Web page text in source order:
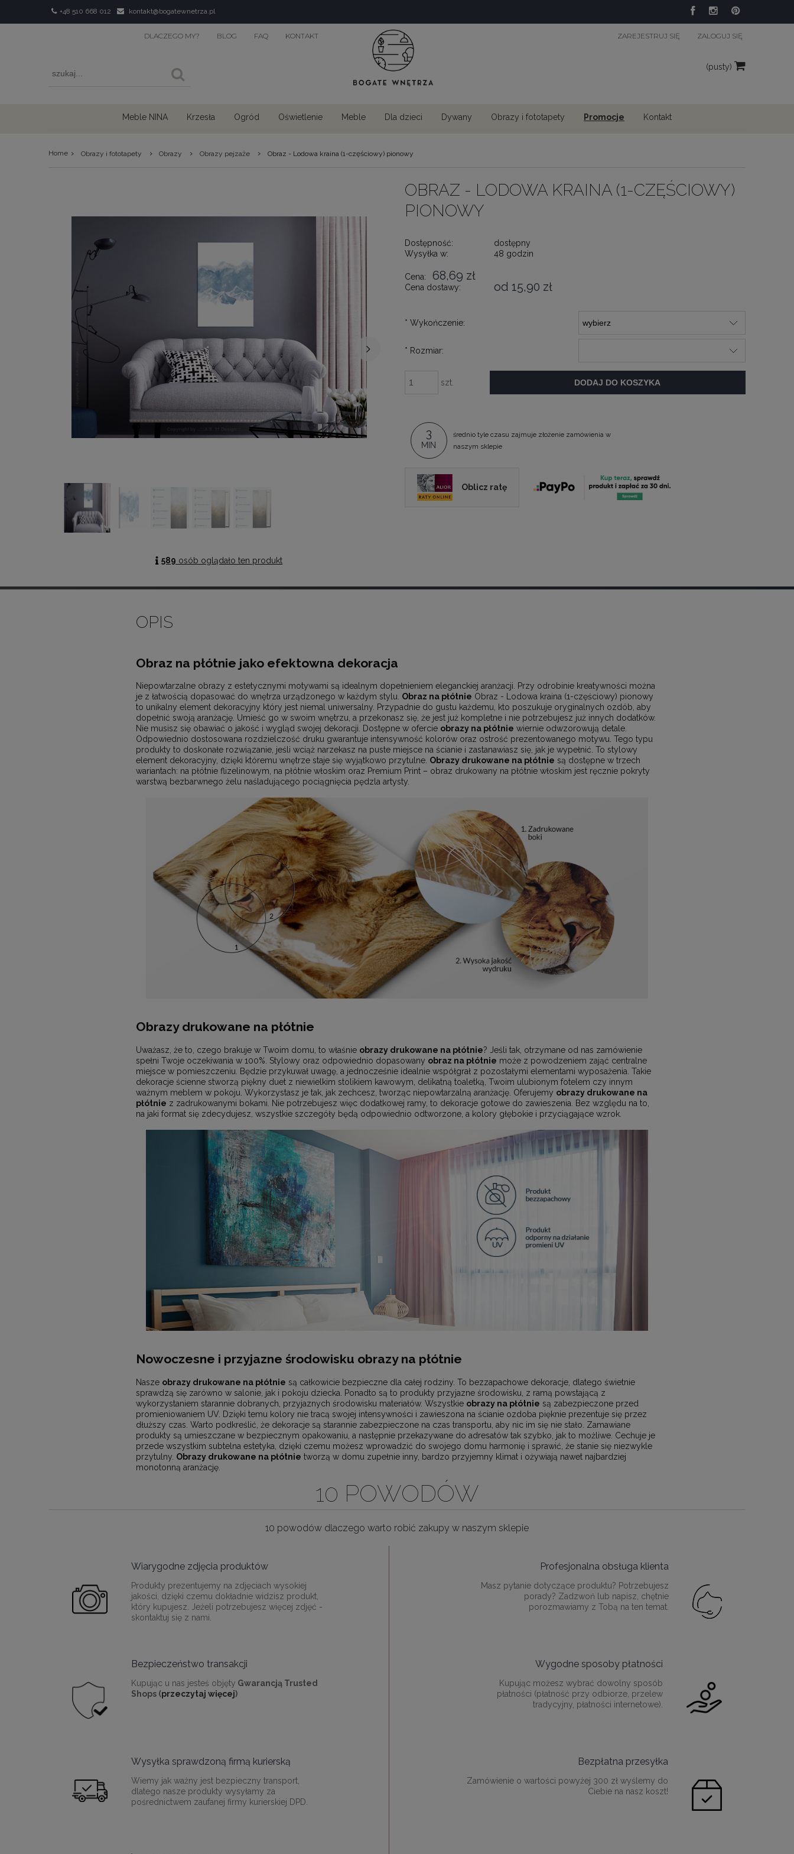
+48 510 668 012 kontakt@bogatewnetrza.pl
DLACZEGO MY? BLOG FAQ KONTAKT ZAREJESTRUJ SIĘ ZALOGUJ SIĘ
(pusty)
Meble NINA Krzesła Ogród Oświetlenie Meble Dla dzieci Dywany Obrazy i fototapety Promocje Kontakt
Home › Obrazy i fototapety › Obrazy › Obrazy pejzaże › Obraz - Lodowa kraina (1-częściowy) pionowy
589 osób oglądało ten produkt
OBRAZ - LODOWA KRAINA (1-CZĘŚCIOWY)
PIONOWY
Dostępność:
dostępny
Wysyłka w:
48 godzin
Cena: 68,69 zł
Cena dostawy: od 15,90 zł
* Wykończenie:
* Rozmiar:
szt. DODAJ DO KOSZYKA
3
MIN
średnio tyle czasu zajmuje złożenie zamówienia w
naszym sklepie
Oblicz ratę
OPIS
Obraz na płótnie jako efektowna dekoracja
Niepowtarzalne obrazy z estetycznymi motywami są idealnym dopełnieniem eleganckiej aranżacji. Przy odrobinie kreatywności można
je z łatwością dopasować do wnętrza urządzonego w każdym stylu. Obraz na płótnie Obraz - Lodowa kraina (1-częściowy) pionowy
to unikalny element dekoracyjny który jest niemal uniwersalny. Przypadnie do gustu każdemu, kto poszukuje oryginalnych ozdób, aby
dopełnić swoją aranżację. Umieść go w swoim wnętrzu, a przekonasz się, że jest już kompletne i nie potrzebujesz już innych dodatków.
Nie musisz się obawiać o jakość i wygląd swojej dekoracji. Dostępne w ofercie obrazy na płótnie wiernie odwzorowują detale.
Odpowiednio dostosowana rozdzielczość druku gwarantuje intensywność kolorów oraz ostrość prezentowanego motywu. Tego typu
produkty to doskonałe rozwiązanie, jeśli wciąż narzekasz na puste miejsce na ścianie i zastanawiasz się, jak je wypełnić. To stylowy
element dekoracyjny, dzięki któremu wnętrze staje się wyjątkowo przytulne. Obrazy drukowane na płótnie są dostępne w trzech
wariantach: na płótnie flizelinowym, na płótnie włoskim oraz Premium Print – obraz drukowany na płótnie włoskim jest ręcznie pokryty
warstwą bezbarwnego żelu naśladującego pociągnięcia pędzla artysty.
Obrazy drukowane na płótnie
Uważasz, że to, czego brakuje w Twoim domu, to właśnie obrazy drukowane na płótnie? Jeśli tak, otrzymane od nas zamówienie
spełni Twoje oczekiwania w 100%. Stylowy oraz odpowiednio dopasowany obraz na płótnie może z powodzeniem zająć centralne
miejsce w pomieszczeniu. Będzie przykuwał uwagę, a jednocześnie idealnie współgrał z pozostałymi elementami wyposażenia. Takie
dekoracje ścienne stworzą piękny duet z niewielkim stolikiem kawowym, delikatną toaletką, Twoim ulubionym fotelem czy innym
ważnym meblem w pokoju. Wykorzystasz je tak, jak zechcesz, tworząc niepowtarzalną aranżację. Oferujemy obrazy drukowane na
płótnie z zadrukowanymi bokami. Nie potrzebujesz więc dodatkowej ramy, to dekoracje gotowe do zawieszenia. Bez względu na to,
na jaki format się zdecydujesz, wszystkie szczegóły będą odpowiednio odtworzone, a kolory głębokie i przyciągające wzrok.
Nowoczesne i przyjazne środowisku obrazy na płótnie
Nasze obrazy drukowane na płótnie są całkowicie bezpieczne dla całej rodziny. To bezzapachowe dekoracje, dlatego świetnie
sprawdzą się zarówno w salonie, jak i pokoju dziecka. Ponadto są to produkty przyjazne środowisku, z ramą powstającą z
wykorzystaniem starannie dobranych, przyjaznych środowisku materiałów. Wszystkie obrazy na płótnie są zabezpieczone przed
promieniowaniem UV. Dzięki temu kolory nie tracą swojej intensywności i zawieszona na ścianie ozdoba pięknie prezentuje się przez
dłuższy czas. Warto podkreślić, że dekoracje są starannie zabezpieczone na czas transportu, aby nic im się nie stało. Zamawiane
produkty są umieszczane w bezpiecznym opakowaniu, a następnie przekazywane do adresatów tak szybko, jak to możliwe. Cechuje je
przede wszystkim subtelna estetyka, dzięki czemu możesz wprowadzić do swojego domu harmonię i sprawić, że stanie się niezwykle
przytulny. Obrazy drukowane na płótnie tworzą w domu zupełnie inny, bardzo przyjemny klimat i ożywiają nawet najbardziej
monotonną aranżację.
10 POWODÓW
10 powodów dlaczego warto robić zakupy w naszym sklepie
Wiarygodne zdjęcia produktów
Produkty prezentujemy na zdjęciach wysokiej
jakości, dzięki czemu dokładnie widzisz produkt,
który kupujesz. Jeżeli potrzebujesz więcej zdjęć -
skontaktuj się z nami.
Profesjonalna obsługa klienta
Masz pytanie dotyczące produktu? Potrzebujesz
porady? Zadzwoń lub napisz, chętnie
porozmawiamy z Tobą na ten temat.
Bezpieczeństwo transakcji
Kupując u nas jesteś objęty Gwarancją Trusted
Shops (przeczytaj więcej)
Wygodne sposoby płatności
Kupując możesz wybrać dowolny sposób
płatności (płatność przy odbiorze, przelew
tradycyjny, płatności internetowe).
Wysyłka sprawdzoną firmą kurierską
Wiemy jak ważny jest bezpieczny transport,
dlatego nasze produkty wysyłamy za
pośrednictwem zaufanej firmy kurierskiej DPD.
Bezpłatna przesyłka
Zamówienie o wartości powyżej 300 zł wyślemy do
Ciebie na nasz koszt!